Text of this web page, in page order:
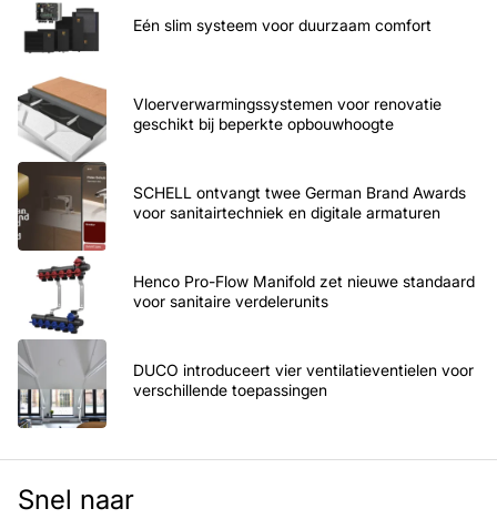
Eén slim systeem voor duurzaam comfort
Vloerverwarmingssystemen voor renovatie
geschikt bij beperkte opbouwhoogte
SCHELL ontvangt twee German Brand Awards
voor sanitairtechniek en digitale armaturen
Henco Pro-Flow Manifold zet nieuwe standaard
voor sanitaire verdelerunits
DUCO introduceert vier ventilatieventielen voor
verschillende toepassingen
Snel naar